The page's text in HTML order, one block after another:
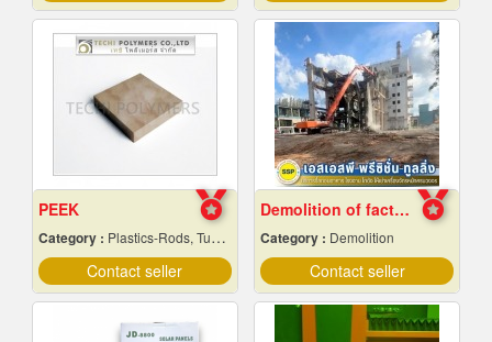
PEEK
Category : Plastics-Rods, Tubes, Sheets, Etc, Supply Centers
Contact seller
Demolition of factory in Samut Prakan
Category : Demolition
Contact seller